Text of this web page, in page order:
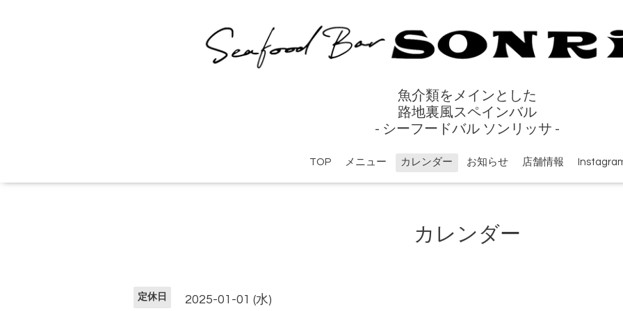
魚介類をメインとした
路地裏風スペインバル
- シーフードバル ソンリッサ -
TOP メニュー カレンダー お知らせ 店舗情報
カレンダー
定休日 2025-01-01 (水)